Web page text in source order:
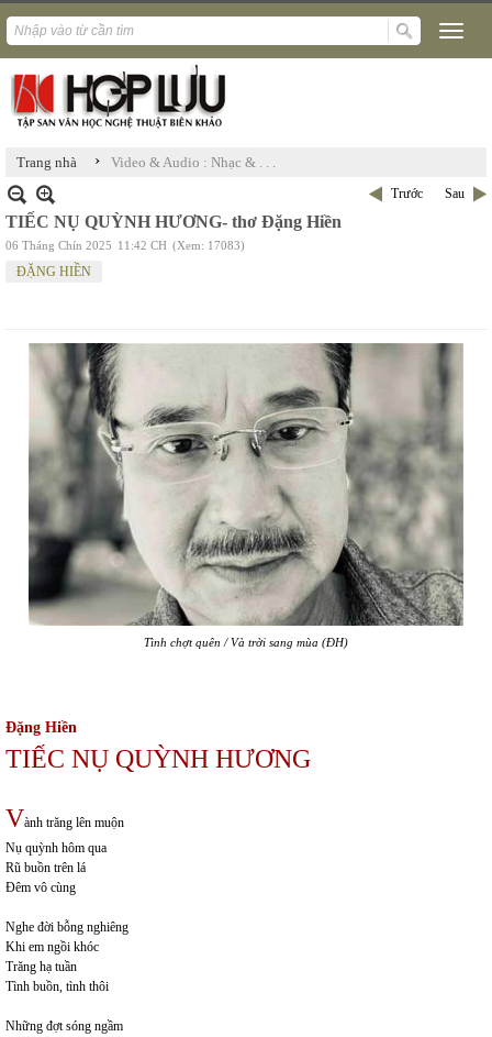
Trang nhà › Video & Audio : Nhạc & . . .
Trước Sau
TIẾC NỤ QUỲNH HƯƠNG- thơ Đặng Hiền
06 Tháng Chín 2025 11:42 CH (Xem: 17083)
ĐẶNG HIỀN
Tình chợt quên / Và trời sang mùa (ĐH)
Đặng Hiền
TIẾC NỤ QUỲNH HƯƠNG
Vành trăng lên muộn
Nụ quỳnh hôm qua
Rũ buồn trên lá
Đêm vô cùng
Nghe đời bỗng nghiêng
Khi em ngồi khóc
Trăng hạ tuần
Tình buồn, tình thôi
Những đợt sóng ngầm